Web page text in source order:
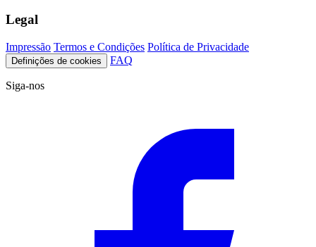
Legal
Impressão Termos e Condições Política de Privacidade
Definições de cookies FAQ
Siga-nos